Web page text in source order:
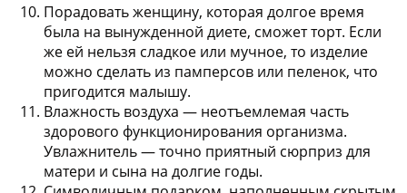
Порадовать женщину, которая долгое время
была на вынужденной диете, сможетторт. Если
же ей нельзя сладкое или мучное, то изделие
можно сделать из памперсов или пеленок, что
пригодится малышу.
Влажность воздуха — неотъемлемая часть
здорового функционирования организма.
Увлажнитель— точно приятный сюрприз для
матери и сына на долгие годы.